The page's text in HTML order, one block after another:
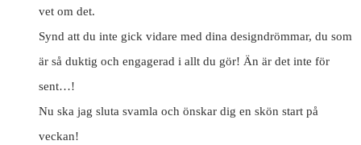
vet om det.
Synd att du inte gick vidare med dina designdrömmar, du som
är så duktig och engagerad i allt du gör! Än är det inte för
sent…!
Nu ska jag sluta svamla och önskar dig en skön start på
veckan!